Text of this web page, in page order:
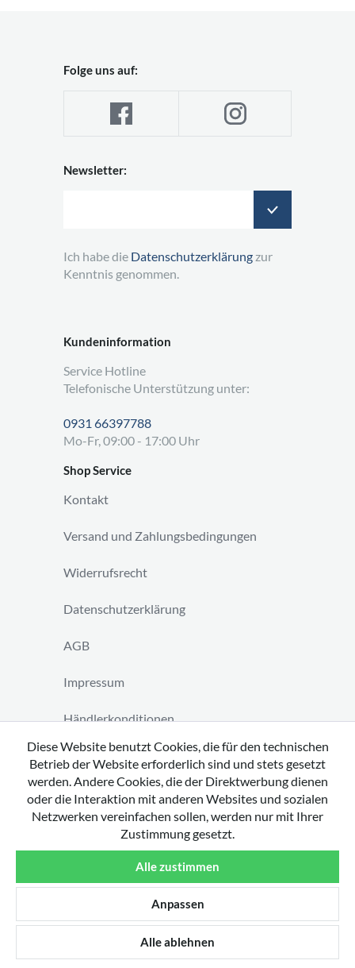
Kundeninformation
Service Hotline
Telefonische Unterstützung unter:
0931 66397788
Mo-Fr, 09:00 - 17:00 Uhr
Shop Service
Kontakt
Versand und Zahlungsbedingungen
Widerrufsrecht
Datenschutzerklärung
AGB
Impressum
Händlerkonditionen
Vertrag widerrufen
Folge uns auf:
Newsletter:
Ich habe die Datenschutzerklärung zur
Kenntnis genommen.
Copyright 2026 by tavato GmbH
Diese Website benutzt Cookies, die für den technischen
Betrieb der Website erforderlich sind und stets gesetzt
werden. Andere Cookies, die der Direktwerbung dienen
oder die Interaktion mit anderen Websites und sozialen
Netzwerken vereinfachen sollen, werden nur mit Ihrer
Zustimmung gesetzt.